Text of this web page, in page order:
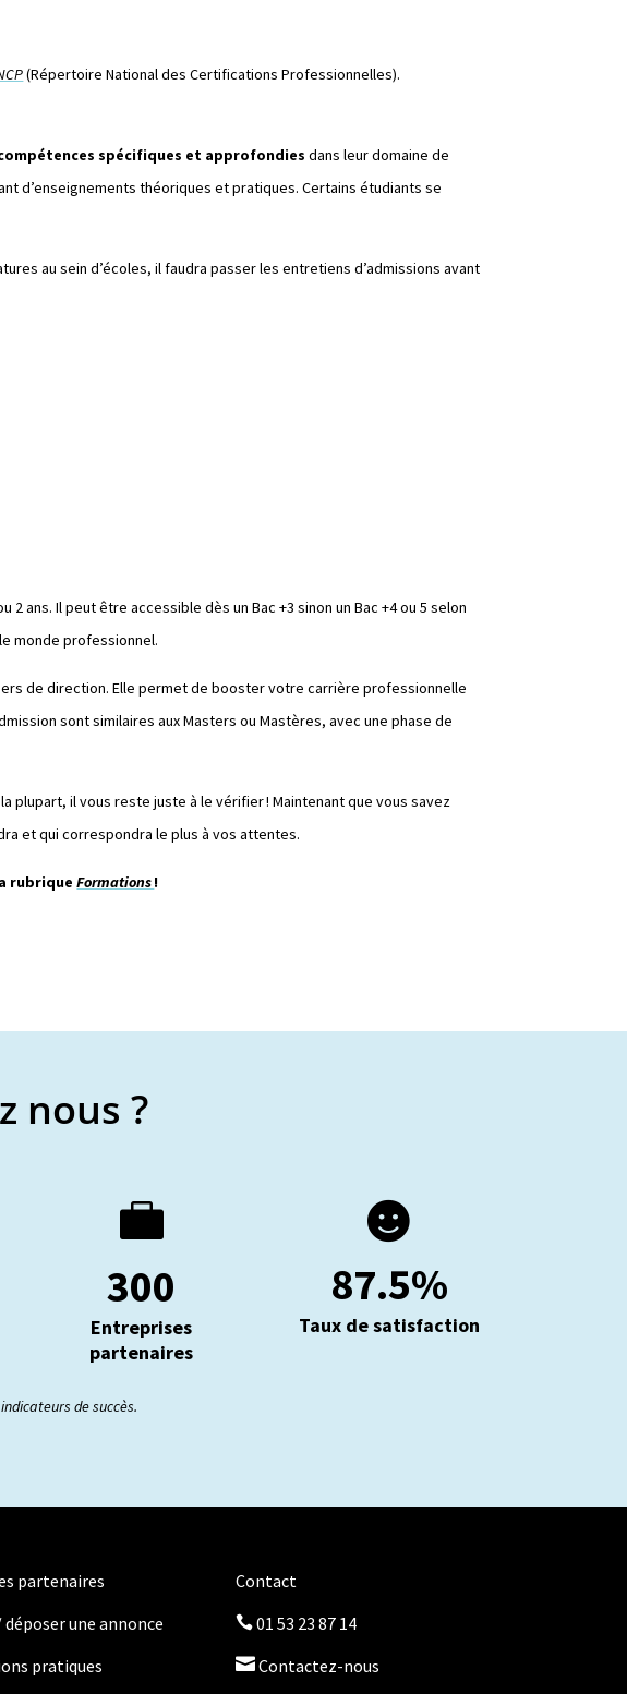
(Répertoire National des Certifications Professionnelles).
spécifiques et approfondies dans leur domaine de
d’enseignements théoriques et pratiques. Certains étudiants se
au sein d’écoles, il faudra passer les entretiens d’admissions avant
ans. Il peut être accessible dès un Bac +3 sinon un Bac +4 ou 5 selon
monde professionnel.
de direction. Elle permet de booster votre carrière professionnelle
sont similaires aux Masters ou Mastères, avec une phase de
plupart, il vous reste juste à le vérifier ! Maintenant que vous savez
et qui correspondra le plus à vos attentes.
rubriqueFormations!
nous ?

300
Entreprises
partenaires

87.5%
Taux de satisfaction
de succès.
partenaires
une annonce
pratiques
Contact
01 53 23 87 14
Contactez-nous